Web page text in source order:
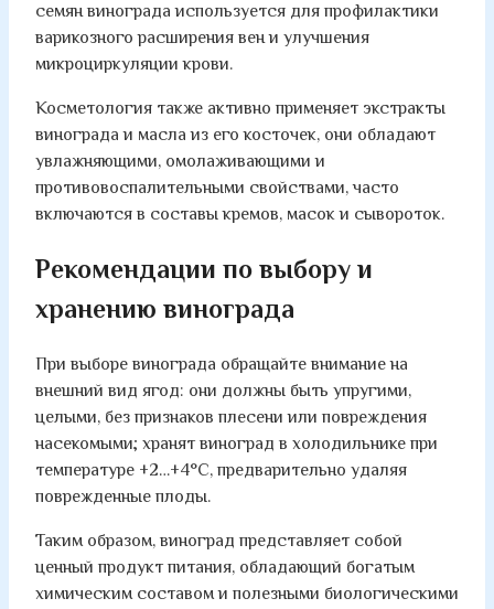
семян винограда используется для профилактики
варикозного расширения вен и улучшения
микроциркуляции крови.
Косметология также активно применяет экстракты
винограда и масла из его косточек, они обладают
увлажняющими, омолаживающими и
противовоспалительными свойствами, часто
включаются в составы кремов, масок и сывороток.
Рекомендации по выбору и
хранению винограда
При выборе винограда обращайте внимание на
внешний вид ягод: они должны быть упругими,
целыми, без признаков плесени или повреждения
насекомыми; хранят виноград в холодильнике при
температуре +2…+4°C, предварительно удаляя
поврежденные плоды.
Таким образом, виноград представляет собой
ценный продукт питания, обладающий богатым
химическим составом и полезными биологическими